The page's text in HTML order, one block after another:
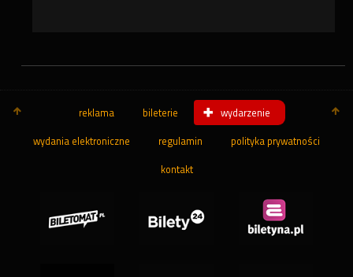
reklama bileterie wydarzenie
wydania elektroniczne regulamin polityka prywatności
kontakt